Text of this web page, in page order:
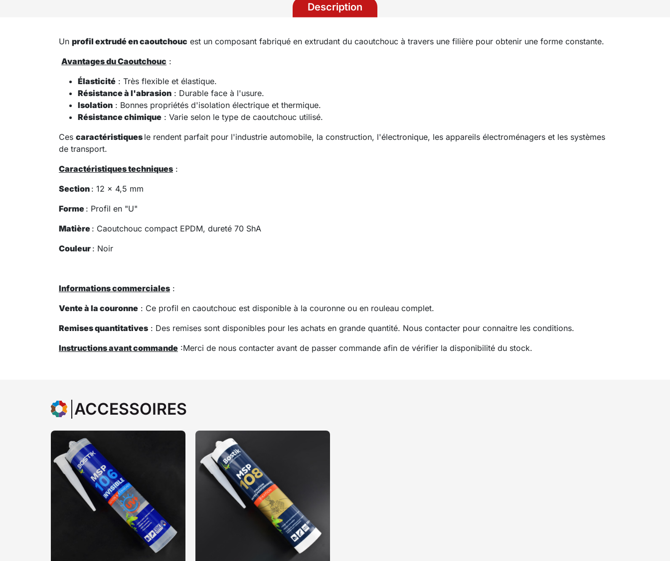
Description
Un profil extrudé en caoutchouc est un composant fabriqué en extrudant du caoutchouc à travers une filière pour obtenir une forme constante.
Avantages du Caoutchouc :
Élasticité : Très flexible et élastique.
Résistance à l'abrasion : Durable face à l'usure.
Isolation : Bonnes propriétés d'isolation électrique et thermique.
Résistance chimique : Varie selon le type de caoutchouc utilisé.
Ces caractéristiques le rendent parfait pour l'industrie automobile, la construction, l'électronique, les appareils électroménagers et les systèmes
de transport.
Caractéristiques techniques :
Section : 12 x 4,5 mm
Forme : Profil en "U"
Matière : Caoutchouc compact EPDM, dureté 70 ShA
Couleur : Noir
Informations commerciales :
Vente à la couronne : Ce profil en caoutchouc est disponible à la couronne ou en rouleau complet.
Remises quantitatives : Des remises sont disponibles pour les achats en grande quantité. Nous contacter pour connaitre les conditions.
Instructions avant commande :Merci de nous contacter avant de passer commande afin de vérifier la disponibilité du stock.
ACCESSOIRES